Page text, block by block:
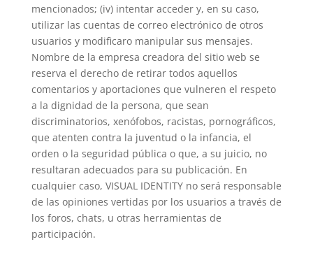
mencionados; (iv) intentar acceder y, en su caso,
utilizar las cuentas de correo electrónico de otros
usuarios y modificaro manipular sus mensajes.
Nombre de la empresa creadora del sitio web se
reserva el derecho de retirar todos aquellos
comentarios y aportaciones que vulneren el respeto
a la dignidad de la persona, que sean
discriminatorios, xenófobos, racistas, pornográficos,
que atenten contra la juventud o la infancia, el
orden o la seguridad pública o que, a su juicio, no
resultaran adecuados para su publicación. En
cualquier caso, VISUAL IDENTITY no será responsable
de las opiniones vertidas por los usuarios a través de
los foros, chats, u otras herramientas de
participación.